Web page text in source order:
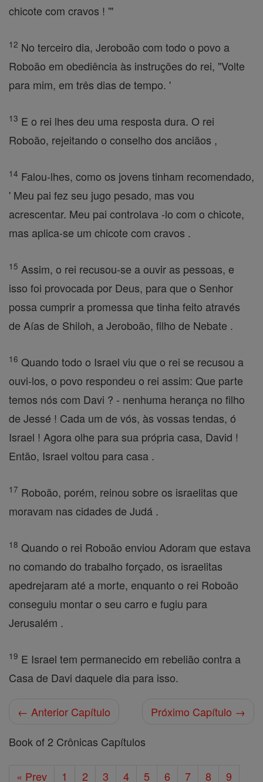
chicote com cravos ! '"
12 No terceiro dia, Jeroboão com todo o povo a
Roboão em obediência às instruções do rei, "Volte
para mim, em três dias de tempo. '
13 E o rei lhes deu uma resposta dura. O rei
Roboão, rejeitando o conselho dos anciãos ,
14 Falou-lhes, como os jovens tinham recomendado,
' Meu pai fez seu jugo pesado, mas vou
acrescentar. Meu pai controlava -lo com o chicote,
mas aplica-se um chicote com cravos .
15 Assim, o rei recusou-se a ouvir as pessoas, e
isso foi provocada por Deus, para que o Senhor
possa cumprir a promessa que tinha feito através
de Aías de Shiloh, a Jeroboão, filho de Nebate .
16 Quando todo o Israel viu que o rei se recusou a
ouvi-los, o povo respondeu o rei assim: Que parte
temos nós com Davi ? - nenhuma herança no filho
de Jessé ! Cada um de vós, às vossas tendas, ó
Israel ! Agora olhe para sua própria casa, David !
Então, Israel voltou para casa .
17 Roboão, porém, reinou sobre os israelitas que
moravam nas cidades de Judá .
18 Quando o rei Roboão enviou Adoram que estava
no comando do trabalho forçado, os israelitas
apedrejaram até a morte, enquanto o rei Roboão
conseguiu montar o seu carro e fugiu para
Jerusalém .
19 E Israel tem permanecido em rebelião contra a
Casa de Davi daquele dia para isso.
← Anterior Capítulo
Próximo Capítulo →
Book of 2 Crônicas Capítulos
« Prev 1 2 3 4 5 6 7 8 9